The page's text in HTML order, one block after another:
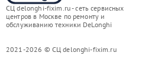
СЦ delonghi-fixim.ru - сеть сервисных
центров в Москве по ремонту и
обслуживанию техники DeLonghi
2021-2026 © СЦ delonghi-fixim.ru